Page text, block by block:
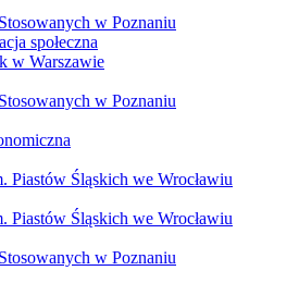
w Poznaniu
społeczna
w Warszawie
w Poznaniu
Piastów Śląskich we Wrocławiu
Piastów Śląskich we Wrocławiu
w Poznaniu